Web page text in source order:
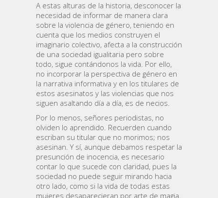
A estas alturas de la historia, desconocer la
necesidad de informar de manera clara
sobre la violencia de género, teniendo en
cuenta que los medios construyen el
imaginario colectivo, afecta a la construcción
de una sociedad igualitaria pero sobre
todo, sigue contándonos la vida. Por ello,
no incorporar la perspectiva de género en
la narrativa informativa y en los titulares de
estos asesinatos y las violencias que nos
siguen asaltando día a día, es de necios.
Por lo menos, señores periodistas, no
olviden lo aprendido. Recuerden cuando
escriban su titular que no morimos; nos
asesinan. Y sí, aunque debamos respetar la
presunción de inocencia, es necesario
contar lo que sucede con claridad, pues la
sociedad no puede seguir mirando hacia
otro lado, como si la vida de todas estas
mujeres desaparecieran por arte de magia.